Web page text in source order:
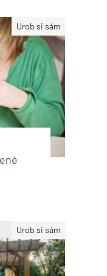
Urob si sám
Urob si sám